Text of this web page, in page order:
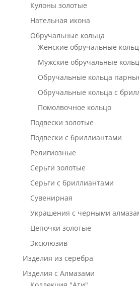
Кулоны золотые
Нательная икона
Обручальные кольца
Женские обручальные
Мужские обручальные
Обручальные кольца
Обручальные кольца с
Помолвочное кольцо
Подвески золотые
Подвески с бриллиантами
Религиозные
Серьги золотые
Серьги с бриллиантами
Сувенирная
Украшения с черными
Цепочки золотые
Эксклюзив
Изделия из серебра
Изделия с Алмазами